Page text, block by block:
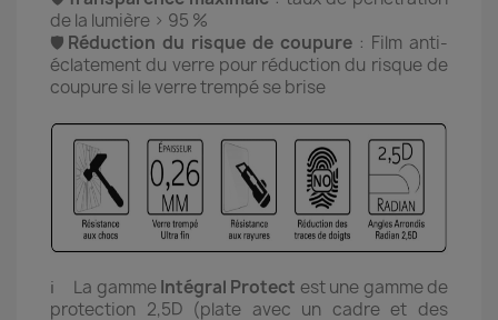
de la lumière > 95 %
🛡️ Réduction du risque de coupure : Film anti-
éclatement du verre pour réduction du risque de
coupure si le verre trempé se brise
ℹ️ La gammeIntégral Protect est une gamme de
protection 2,5D (plate avec un cadre et des